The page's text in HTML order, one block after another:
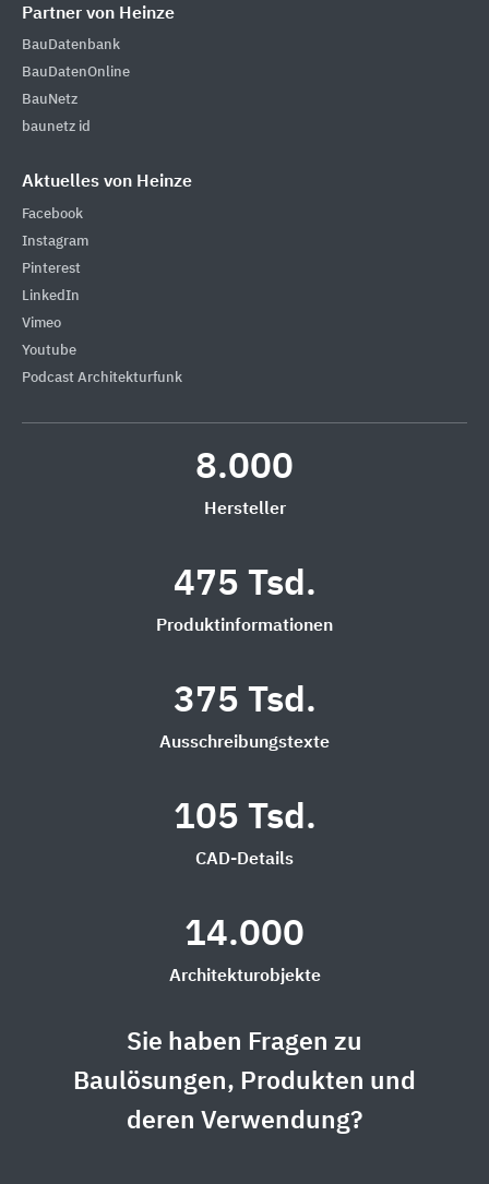
Partner von Heinze
BauDatenbank
BauDatenOnline
BauNetz
baunetz id
Aktuelles von Heinze
Facebook
Instagram
Pinterest
LinkedIn
Vimeo
Youtube
Podcast Architekturfunk
8.000
Hersteller
475 Tsd.
Produktinformationen
375 Tsd.
Ausschreibungstexte
105 Tsd.
CAD-Details
14.000
Architekturobjekte
Sie haben Fragen zu
Baulösungen, Produkten und
deren Verwendung?